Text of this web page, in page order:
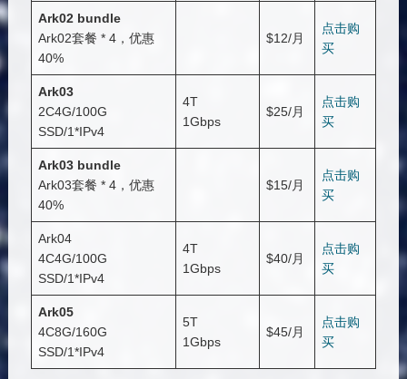
Ark02 bundle
Ark02套餐 * 4，优惠
40%
$12/月
点击购
买
Ark03
2C4G/100G
SSD/1*IPv4
4T
1Gbps
$25/月
点击购
买
Ark03 bundle
Ark03套餐 * 4，优惠
40%
$15/月
点击购
买
Ark04
4C4G/100G
SSD/1*IPv4
4T
1Gbps
$40/月
点击购
买
Ark05
4C8G/160G
SSD/1*IPv4
5T
1Gbps
$45/月
点击购
买